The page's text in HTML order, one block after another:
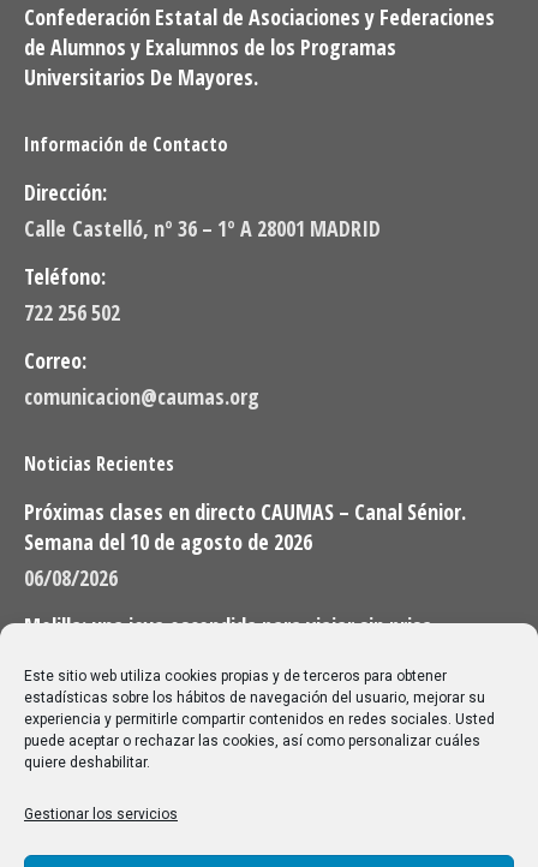
Este sitio web utiliza cookies propias y de terceros para obtener
estadísticas sobre los hábitos de navegación del usuario, mejorar su
experiencia y permitirle compartir contenidos en redes sociales. Usted
puede aceptar o rechazar las cookies, así como personalizar cuáles
quiere deshabilitar.
Gestionar los servicios
Confederación Estatal de Asociaciones y Federaciones
de Alumnos y Exalumnos de los Programas
Universitarios De Mayores.
Información de Contacto
Dirección:
Calle Castelló, nº 36 – 1º A 28001 MADRID
Teléfono:
722 256 502
Correo:
comunicacion@caumas.org
Noticias Recientes
Próximas clases en directo CAUMAS – Canal Sénior.
Semana del 10 de agosto de 2026
06/08/2026
Melilla: una joya escondida para viajar sin prisa
28/07/2026
Buscar
Buscar:
Aviso Legal|Política de privacidad|Política de cookies